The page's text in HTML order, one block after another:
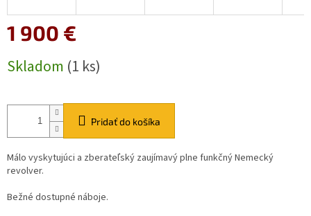
1 900 €
cena:
Skladom (1 ks)
Pridať do košíka
Málo vyskytujúci a zberateľský zaujímavý plne funkčný Nemecký
revolver.
Bežné dostupné náboje.